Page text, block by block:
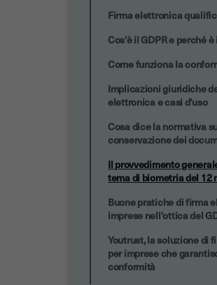
Firma elettronica
Cos'è il GDPR e perché
Come funziona la
Implicazioni giuridiche
elettronica e casi d'uso
Cosa dice la normativa
conservazione dei
Il provvedimento
tema di biometria del 12
Buone pratiche di firma
imprese nell'ottica del
Youtrust, la soluzione di
per imprese che
conformità